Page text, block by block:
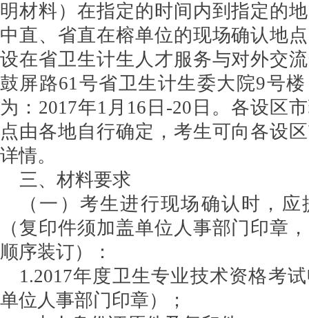
明材料）在指定的时间内到指定的
中直、省直在榕单位的现场确认地
设在省卫生计生人才服务与对外交
鼓屏路61号省卫生计生委大院9号
为：2017年1月16日-20日。各设区
点由各地自行确定，考生可向各设
详情。
三、材料要求
（一）考生进行现场确认时，
（复印件须加盖单位人事部门印章
顺序装订）：
1.2017年度卫生专业技术资格考
单位人事部门印章）；